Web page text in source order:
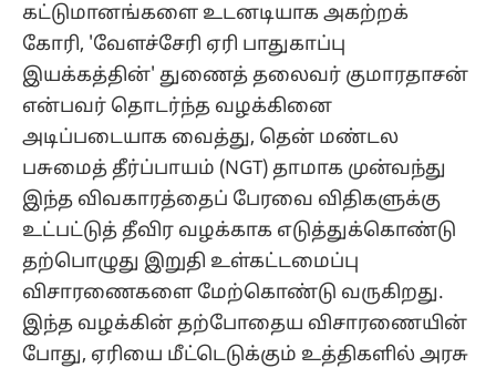
கட்டுமானங்களை உடனடியாக அகற்றக்
கோரி, 'வேளச்சேரி ஏரி பாதுகாப்பு
இயக்கத்தின்' துணைத் தலைவர் குமாரதாசன்
என்பவர் தொடர்ந்த வழக்கினை
அடிப்படையாக வைத்து, தென் மண்டல
பசுமைத் தீர்ப்பாயம் (NGT) தாமாக முன்வந்து
இந்த விவகாரத்தைப் பேரவை விதிகளுக்கு
உட்பட்டுத் தீவிர வழக்காக எடுத்துக்கொண்டு
தற்பொழுது இறுதி உள்கட்டமைப்பு
விசாரணைகளை மேற்கொண்டு வருகிறது.
இந்த வழக்கின் தற்போதைய விசாரணையின்
போது, ஏரியை மீட்டெடுக்கும் உத்திகளில் அரசு